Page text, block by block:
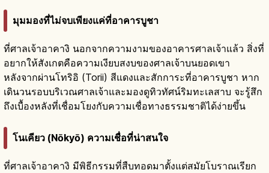
มุมมองที่ไม่จบเพียงแค่ที่อาคารบูชา
ที่ศาลเจ้าอาคางิ นอกจากความงามของอาคารศาลเจ้าแล้ว สิ่งที่
อยากให้สังเกตคือความเงียบสงบของศาลเจ้าบนยอดเขา
หลังจากผ่านโทริอิ (Torii) สีแดงและสักการะที่อาคารบูชา หาก
เดินวนรอบบริเวณศาลเจ้าและมองดูทิวทัศน์ริมทะเลสาบ จะรู้สึก
ถึงเบื้องหลังที่เชื่อมโยงกับความเชื่อทางธรรมชาติได้ง่ายขึ้น
โนเคียว (Nōkyō) ความเชื่อที่น่าสนใจ
ที่ศาลเจ้าอาคางิ มีพิธีกรรมที่สืบทอดมาตั้งแต่สมัยโบราณเรียก